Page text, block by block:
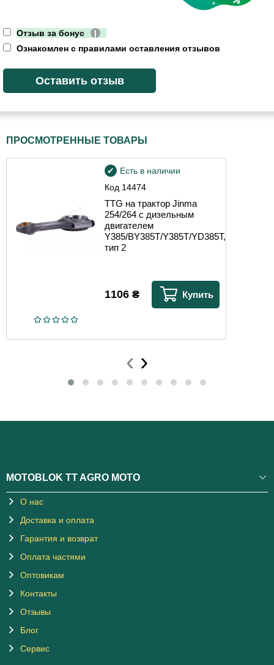
Отзыв за бонус
|
Ознакомлен с правилами оставления отзывов
ПРОСМОТРЕННЫЕ ТОВАРЫ
Код 14474
Есть в наличии
TTG на трактор Jinma
254/264 с дизельным
двигателем
Y385/BY385T/Y385T/YD385T,
тип 2
1106 ₴ Купить
‹ ›
MOTOBLOK TT AGRO MOTO
О нас
Доставка и оплата
Гарантия и возврат
Оплата частями
Оптовикам
Контакты
Отзывы
Блог
Сервис